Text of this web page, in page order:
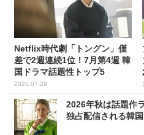
Netflix時代劇「トングン」僅
差で2週連続1位！7月第4週 韓
国ドラマ話題性トップ5
2026.07.29
2026年秋は話題作
独占配信される韓